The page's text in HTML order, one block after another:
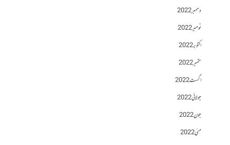
دسمبر 2022
نومبر 2022
اکتوبر 2022
ستمبر 2022
اگست 2022
جولائی 2022
جون 2022
مئی 2022